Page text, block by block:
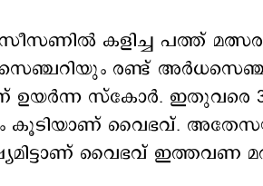
കളിച്ച പത്ത്
രണ്ട്
സ്കോര്‍. ഇതുവരെ
കൂടിയാണ് വൈഭവ്.
വൈഭവ് ഇത്തവണ